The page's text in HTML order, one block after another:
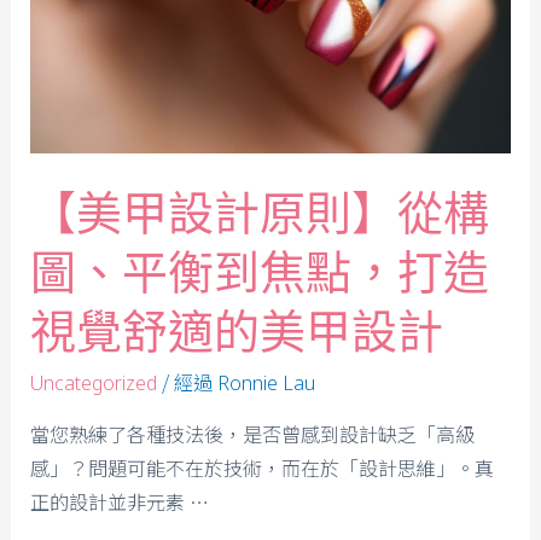
【美甲設計原則】從構
圖、平衡到焦點，打造
視覺舒適的美甲設計
Uncategorized / 經過 Ronnie Lau
當您熟練了各種技法後，是否曾感到設計缺乏「高級
感」？問題可能不在於技術，而在於「設計思維」。真
正的設計並非元素 …